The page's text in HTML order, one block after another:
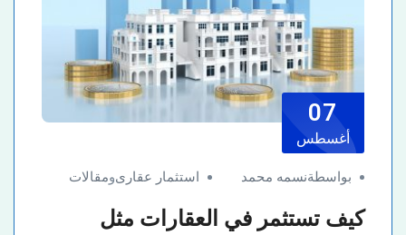
07
أغسطس
بواسطةنسمه محمد استثمار عقارىومقالات
كيف تستثمر في العقارات مثل